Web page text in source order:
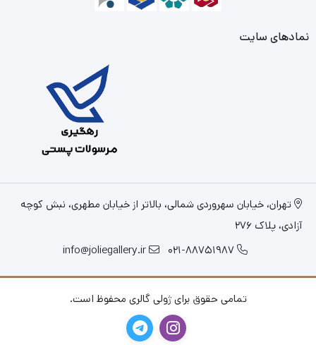
نمادهای سایت
تهران، خیابان سهروردی شمالی، بالاتر از خیابان مطهری، نبش کوچه
آزادی، پلاک 276
021-88751987
info@joliegallery.ir
تمامی حقوق برای ژولی گالری محفوظ است.